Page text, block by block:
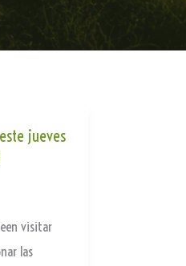
jueves
visitar
las